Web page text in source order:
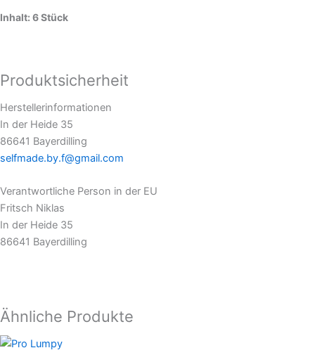
Inhalt: 6 Stück
Produktsicherheit
Herstellerinformationen
In der Heide 35
86641 Bayerdilling
selfmade.by.f@gmail.com
Verantwortliche Person in der EU
Fritsch Niklas
In der Heide 35
86641 Bayerdilling
Ähnliche Produkte